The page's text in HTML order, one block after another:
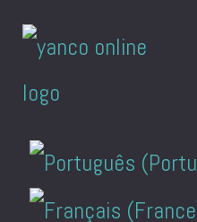
Sprache auswählen